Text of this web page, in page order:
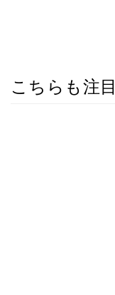
こちらも注目